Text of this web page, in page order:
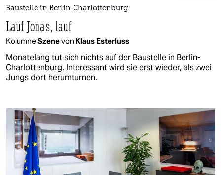
Baustelle in Berlin-Charlottenburg
Lauf Jonas, lauf
KolumneSzenevon Klaus Esterluss
Monatelang tut sich nichts auf der Baustelle in Berlin-
Charlottenburg. Interessant wird sie erst wieder, als zwei
Jungs dort herumturnen.